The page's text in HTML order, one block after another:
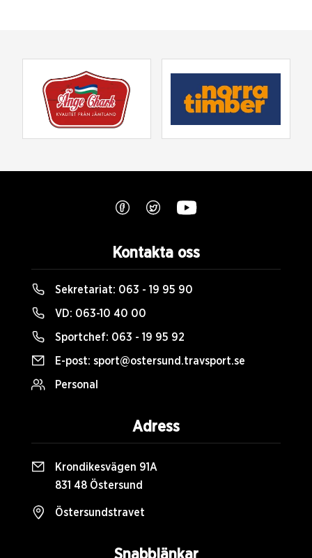
Snabblänkar
Kontakta oss
Sekretariat: 063 - 19 95 90
VD: 063-10 40 00
Sportchef: 063 - 19 95 92
E-post: sport@ostersund.travsport.se
Personal
Adress
Krondikesvägen 91A
831 48 Östersund
Östersundstravet